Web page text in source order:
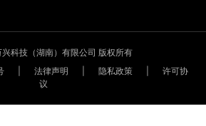
科技（湖南）有限公司 版权所有
法律声明 隐私政策
许可协
议